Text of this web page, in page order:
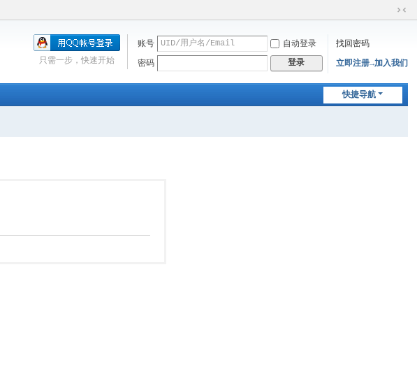
切
窄
账号 自动登录
找回密码
密码
登录 立即注册→加入我们
只需一步，快速开始
快捷导航